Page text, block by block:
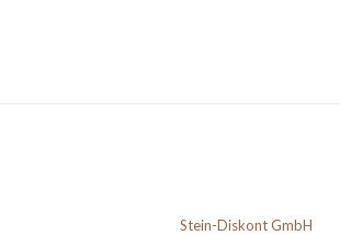
Stein-Diskont GmbH